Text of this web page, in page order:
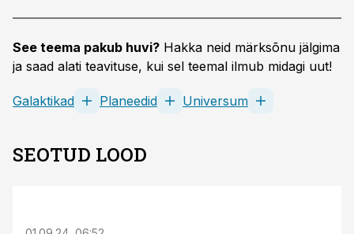
See teema pakub huvi? Hakka neid märksõnu jälgima
ja saad alati teavituse, kui sel teemal ilmub midagi uut!
Galaktikad Planeedid Universum
SEOTUD LOOD